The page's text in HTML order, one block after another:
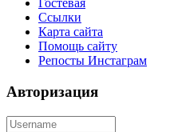
Гостевая
Ссылки
Карта сайта
Помощь сайту
Репосты Инстаграм
Авторизация